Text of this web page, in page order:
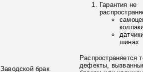
Гарантия не
шинах
Заводской брак
Распространяется
дефекты,